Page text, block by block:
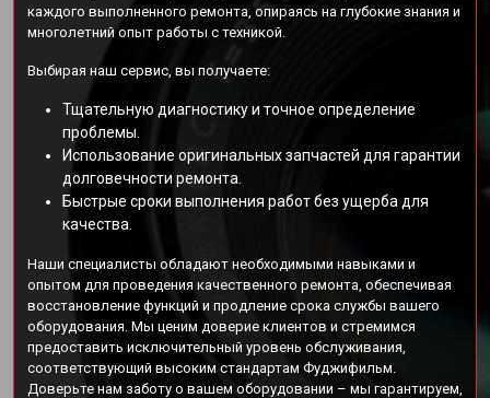
каждого выполненного ремонта, опираясь на глубокие знания и
многолетний опыт работы с техникой.
Выбирая наш сервис, вы получаете:
Тщательную диагностику и точное определение
проблемы.
Использование оригинальных запчастей для гарантии
долговечности ремонта.
Быстрые сроки выполнения работ без ущерба для
качества.
Наши специалисты обладают необходимыми навыками и
опытом для проведения качественного ремонта, обеспечивая
восстановление функций и продление срока службы вашего
оборудования. Мы ценим доверие клиентов и стремимся
предоставить исключительный уровень обслуживания,
соответствующий высоким стандартам Фуджифильм.
Доверьте нам заботу о вашем оборудовании – мы гарантируем,